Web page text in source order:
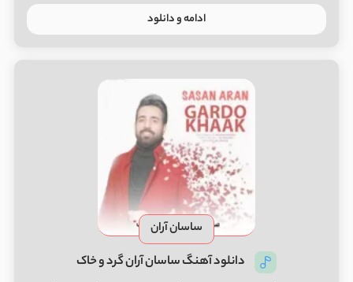
ادامه و دانلود
ساسان آران
دانلود آهنگ ساسان آران گرد و خاک